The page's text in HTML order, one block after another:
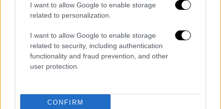
I want to allow Google to enable storage
related to personalization.
I want to allow Google to enable storage
related to security, including authentication
functionality and fraud prevention, and other
user protection.
CONFIRM
εφαρμογής στρατιωτικού νόμου, οι βουλευτές
περιμένουν, εδώ και πάνω από μία ώρα, από τον
πρόεδρο Γιουν να συμμορφωθεί στο ψήφισμά τους.